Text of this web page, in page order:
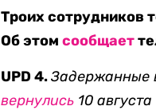
Троих сотрудников
Об этомсообщает
UPD 4.Задержанные
вернулись 10